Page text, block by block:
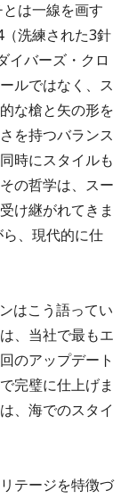
は一線を画す
洗練された3針
イバーズ・クロ
ルではなく、ス
な槍と矢の形を
を持つバランス
時にスタイルも
の哲学は、スー
け継がれてきま
、現代的に仕
はこう語ってい
、当社で最もエ
のアップデート
完璧に仕上げま
、海でのスタイ
テージを特徴づ